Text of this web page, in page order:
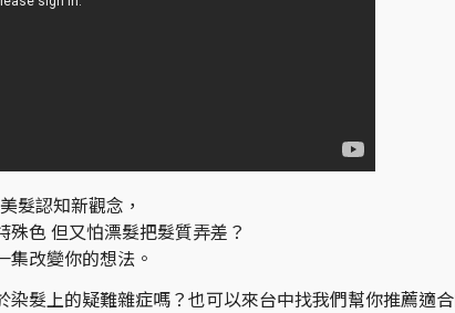
髮認知新觀念，
殊色 但又怕漂髮把髮質弄差？
集改變你的想法。
染髮上的疑難雜症嗎？也可以來台中找我們幫你推薦適合